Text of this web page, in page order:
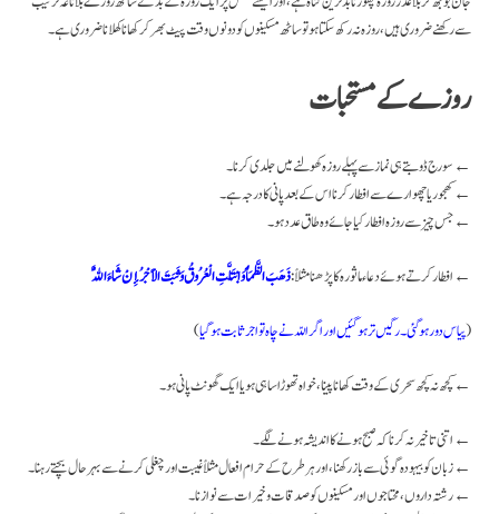
سے رکھنے ضروری ہیں، روزہ نہ رکھ سکتا ہو تو ساٹھ مسکینوں کو دونوں وقت پیٹ بھر کر کھانا کھلا نا ضروری ہے۔
روزے کے مستحبات
سورج ڈوبتے ہی نماز سے پہلے روزہ کھولنے میں جلدی کرنا۔ ←
کھجور یا چھوارے سے افطار کرنا اس کے بعد پانی کا درجہ ہے۔ ←
جس چیز سے روزہ افطار کیاجائے وہ طاق عدد ہو۔ ←
افطار کرتے ہوئے دعاء ماثورہ کا پڑھنا مثلاً :ذَهَبَ الظَّمَأُ وَابْتَلَّتِ الْعُرُوقُ وَثَبَتَ الأَجْرُ إِنْ شَاءَ اللَّهُ ←
(پیاس دور ہو گئی۔ رگیں تر ہو گئیں اور اگر اللّہ نے چاہ تو اجر ثابت ہو گیا)
کچھ نہ کچھ سحری کے وقت کھانا پینا، خواہ تھوڑا سا ہی ہو یا ایک گھونٹ پانی ہو ۔ ←
اتنی تاخیر نہ کرنا کہ صبح ہونے کا اندیشہ ہونے لگے۔ ←
زبان کو بیہودہ گوئی سے باز رکھنا، اور ہر طرح کے حرام افعال مثلاً غیبت اور چغلی کرنے سے بہر حال بچتے رہنا۔ ←
رشتہ داروں ، محتاجوں اور مسکینوں کو صدقات و خیرات سے نوازنا ۔←